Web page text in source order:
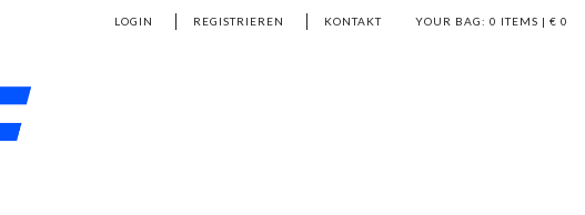
YOUR BAG: 0 ITEMS | € 0
LOGIN REGISTRIEREN KONTAKT